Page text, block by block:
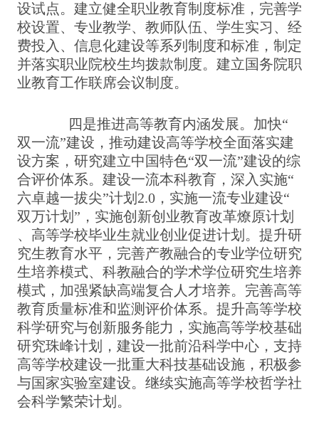
设试点。建立健全职业教育制度标准，完善学
校设置、专业教学、教师队伍、学生实习、经
费投入、信息化建设等系列制度和标准，制定
并落实职业院校生均拨款制度。建立国务院职
业教育工作联席会议制度。
四是推进高等教育内涵发展。加快“
双一流”建设，推动建设高等学校全面落实建
设方案，研究建立中国特色“双一流”建设的综
合评价体系。建设一流本科教育，深入实施“
六卓越一拔尖”计划2.0，实施一流专业建设“
双万计划”，实施创新创业教育改革燎原计划
、高等学校毕业生就业创业促进计划。提升研
究生教育水平，完善产教融合的专业学位研究
生培养模式、科教融合的学术学位研究生培养
模式，加强紧缺高端复合人才培养。完善高等
教育质量标准和监测评价体系。提升高等学校
科学研究与创新服务能力，实施高等学校基础
研究珠峰计划，建设一批前沿科学中心，支持
高等学校建设一批重大科技基础设施，积极参
与国家实验室建设。继续实施高等学校哲学社
会科学繁荣计划。